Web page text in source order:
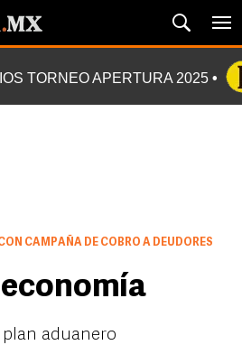
TORNEO APERTURA 2025
CAMPAÑA DE COBRO A DEUDORES
aduanero